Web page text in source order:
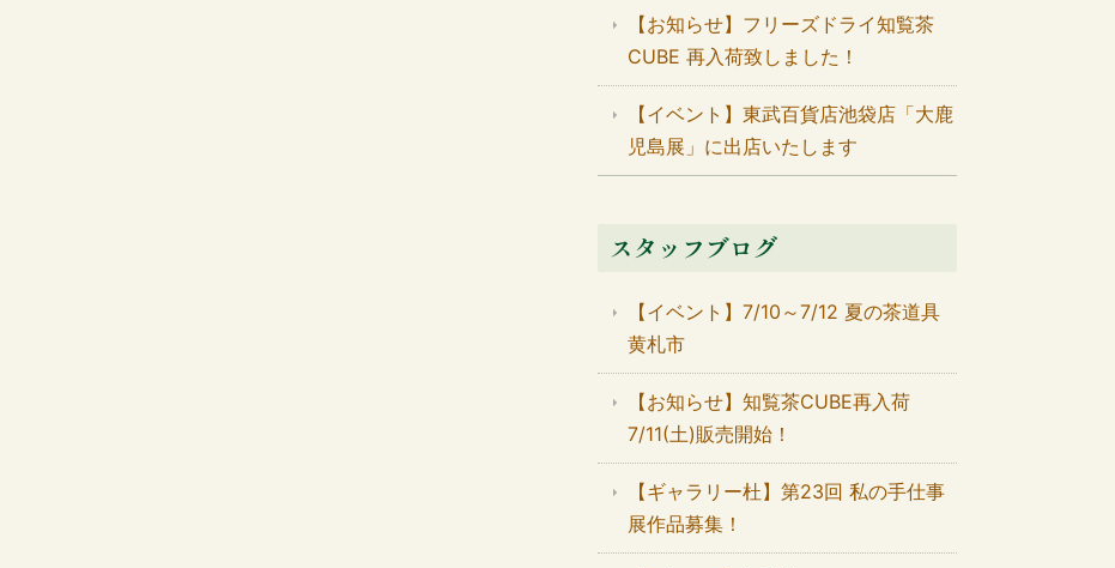
【お知らせ】フリーズドライ知覧茶
CUBE 再入荷致しました！
【イベント】東武百貨店池袋店「大鹿
児島展」に出店いたします
スタッフブログ
【イベント】7/10～7/12 夏の茶道具
黄札市
【お知らせ】知覧茶CUBE再入荷
7/11(土)販売開始！
【ギャラリー杜】第23回 私の手仕事
展作品募集！